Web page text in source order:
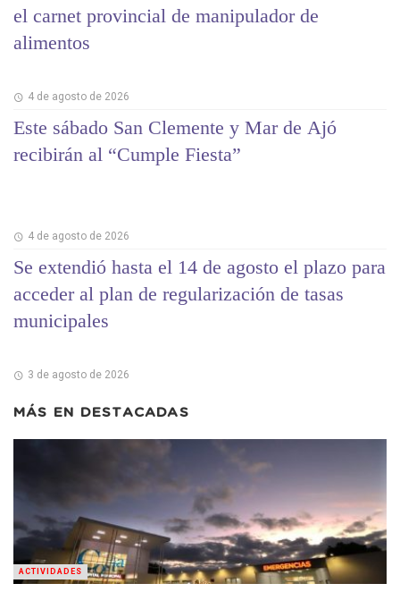
el carnet provincial de manipulador de
alimentos
4 de agosto de 2026
Este sábado San Clemente y Mar de Ajó
recibirán al “Cumple Fiesta”
4 de agosto de 2026
Se extendió hasta el 14 de agosto el plazo para
acceder al plan de regularización de tasas
municipales
3 de agosto de 2026
MÁS EN DESTACADAS
ACTIVIDADES